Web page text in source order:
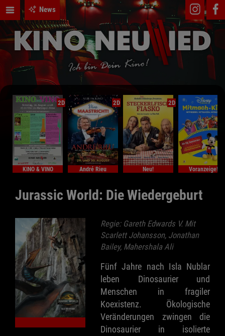
News
2D
KINO & VINO
2D
André Rieu
2D
Neu! Voranzeige!
Jurassic World: Die Wiedergeburt
Regie: Gareth Edwards V. Mit
Scarlett Johansson, Jonathan
Bailey, Mahershala Ali
Fünf Jahre nach Isla Nublar
leben Dinosaurier und
Menschen in fragiler
Koexistenz. Ökologische
Veränderungen zwingen die
Dinosaurier in isolierte